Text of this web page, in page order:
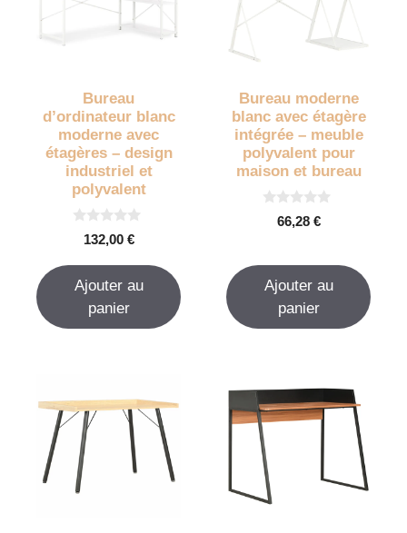
Bureau
d’ordinateur blanc
moderne avec
étagères – design
industriel et
polyvalent
s
5
132,00 €
Ajouter au
panier
Bureau moderne
blanc avec étagère
intégrée – meuble
polyvalent pour
maison et bureau
5
66,28 €
Ajouter au
panier